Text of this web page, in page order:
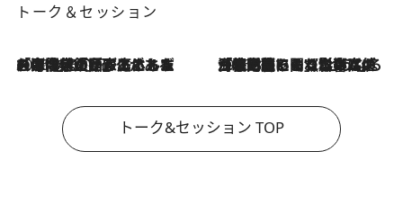
トーク＆セッション
2026.8.3
「今後値上げがあるとすれば…」「リスクがあるのは今年の冬」エネルギー専門家が語る、ホルムズ海峡封鎖が家庭にもたらす“ある心配” 2026.8.3
「住宅建てられない…」「サーチャージ料の高値が続いている」ホルムズ海峡封鎖による影響はいつまで続く？《エネルギー専門家に聞く“どうなる日本の暮らし”》
トーク&セッション TOP